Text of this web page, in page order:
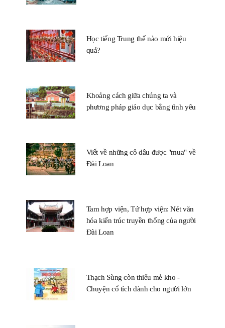
Học tiếng Trung thế nào mới hiệu
quả?
Khoảng cách giữa chúng ta và
phương pháp giáo dục bằng tình yêu
Viết về những cô dâu được "mua" về
Đài Loan
Tam hợp viện, Tứ hợp viện: Nét văn
hóa kiến trúc truyền thống của người
Đài Loan
Thạch Sùng còn thiếu mẻ kho -
Chuyện cổ tích dành cho người lớn